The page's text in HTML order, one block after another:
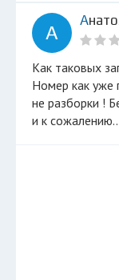
А
Как таковых запчастей нет ! кроме как на логан !
Номер как уже
не разборки !
и к